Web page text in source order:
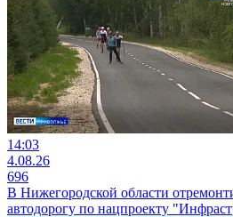
14:03
4.08.26
696
В Нижегородской области
автодорогу по нацпроекту